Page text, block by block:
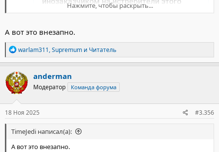
Нажмите, чтобы раскрыть...
А вот это внезапно.
Р
е
а
к
ц
и
и
:
warlam311,Supremum и Читатель
anderman
Модератор Команда форума
18 Ноя 2025 #3.356
TimeJedi написал(а):
А вот это внезапно.